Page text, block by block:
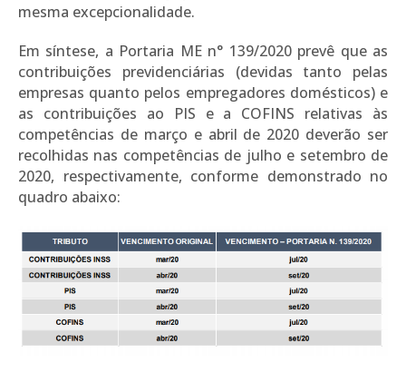
mesma excepcionalidade.
Em síntese, a Portaria ME n° 139/2020 prevê que as
contribuições previdenciárias (devidas tanto pelas
empresas quanto pelos empregadores domésticos) e
as contribuições ao PIS e a COFINS relativas às
competências de março e abril de 2020 deverão ser
recolhidas nas competências de julho e setembro de
2020, respectivamente, conforme demonstrado no
quadro abaixo: